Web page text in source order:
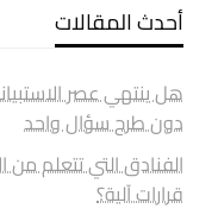
أحدث المقالات
هل ينتهي عصر
دون طرح سؤال واحد
الفنادق التي تتعلم
قرارات آلية؟